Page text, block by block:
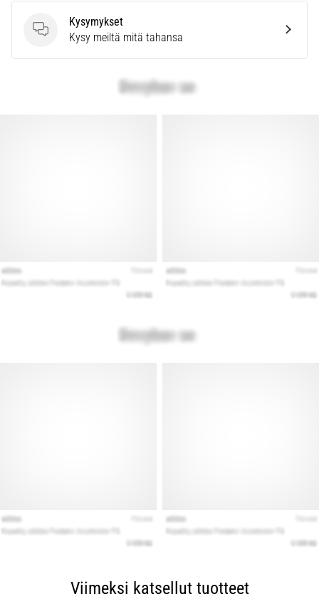
Kysymykset
Kysymykset
Kysy meiltä mitä tahansa
Viimeksi katsellut tuotteet